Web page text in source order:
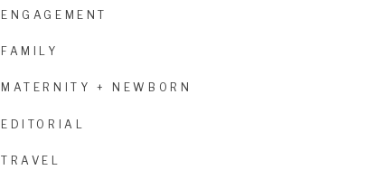
ENGAGEMENT
FAMILY
MATERNITY + NEWBORN
EDITORIAL
TRAVEL